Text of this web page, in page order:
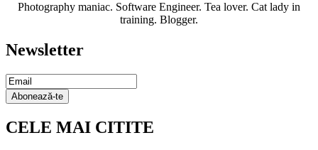
Photography maniac. Software Engineer. Tea lover. Cat lady in
training. Blogger.
Newsletter
Email
Subscription
Abonează-te
CELE MAI CITITE